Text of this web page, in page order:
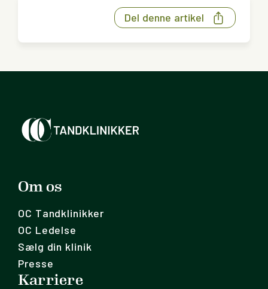
Del denne artikel
Om os
OC Tandklinikker
OC Ledelse
Sælg din klinik
Presse
Karriere